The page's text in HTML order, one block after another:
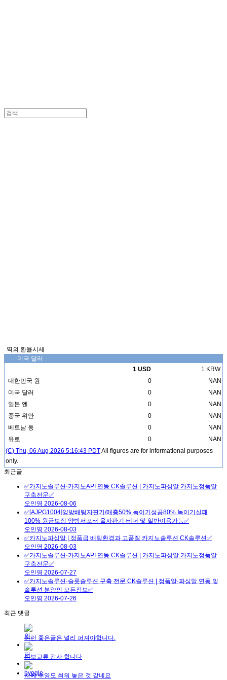
역외 환율시세
미국 달러
1 USD
1 KRW
대한민국 원
0
NAN
미국 달러
0
NAN
일본 엔
0
NAN
중국 위안
0
NAN
베트남 동
0
NAN
유로
0
NAN
(C) Thu, 06 Aug 2026 5:16:43 PDTAll figures are for informational purposes
only.
최근글
✅카지노솔루션·카지노API 연동 CK솔루션 | 카지노파싱알 카지노정품알
구축전문✅
오인영 2026-08-06
✅[AJPG1004]양방배팅자판기/매충50% 녹이기성공80% 녹이기실패
100% 원금보장 양방서포터 올자판기-테더 및 일반이용가능✅
오인영 2026-08-03
✅카지노파싱알 | 정품급 배팅환경과 고품질 카지노솔루션 CK솔루션✅
오인영 2026-08-03
✅카지노솔루션·카지노API 연동 CK솔루션 | 카지노파싱알 카지노정품알
구축전문✅
오인영 2026-07-27
✅카지노솔루션·슬롯솔루션 구축 전문 CK솔루션 | 정품알·파싱알 연동 및
솔루션 분양의 모든정보✅
오인영 2026-07-26
최근 댓글
이런 좋은글은 널리 퍼져야합니다.
정보교류 감사 합니다
차에 수영모 씌워 놓은 것 같네요